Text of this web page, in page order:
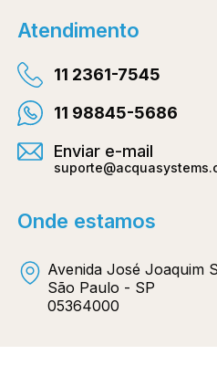
Atendimento
11 2361-7545
11 98845-5686
Enviar e-mail
Onde estamos
Avenida José Joaquim
São Paulo - SP
05364000